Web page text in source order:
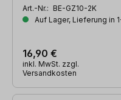
Art.-Nr.: BE-GZ10-2K
Auf Lager, Lieferung in
16,90 €
inkl. MwSt. zzgl.
Versandkosten